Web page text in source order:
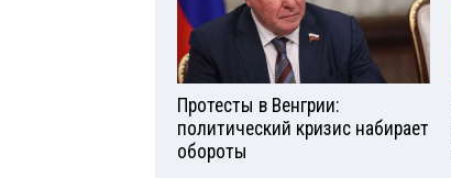
Протесты в Венгрии:
политический кризис набирает
обороты